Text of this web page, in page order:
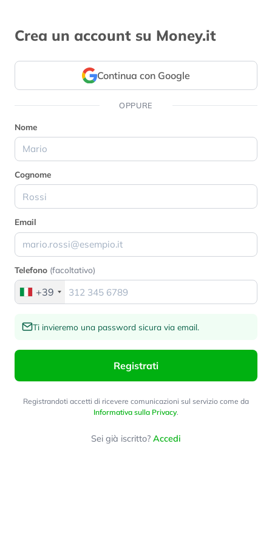
Crea un account su Money.it
Continua con Google
OPPURE
Nome
Cognome
Email
Telefono (facoltativo)
+39
Ti invieremo una password sicura via email.
Registrati
Registrandoti accetti di ricevere comunicazioni sul servizio come da
Informativa sulla Privacy.
Sei già iscritto? Accedi